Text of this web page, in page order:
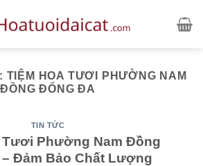
TIỆM HOA TƯƠI PHƯỜNG NAM
ĐỒNG ĐỐNG ĐA
TIN TỨC
Tươi Phường Nam Đồng
Đảm Bảo Chất Lượng